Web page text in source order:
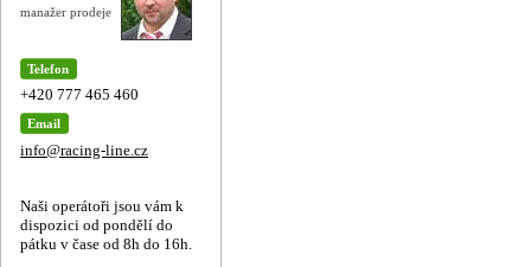
manažer prodeje
Telefon
+420 777 465 460
Email
info@racing-line.cz
Naši operátoři jsou vám k
dispozici od pondělí do
pátku v čase od 8h do 16h.